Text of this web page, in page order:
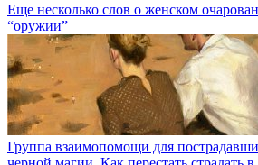
Еще несколько слов о женском
“оружии”
Группа взаимопомощи для